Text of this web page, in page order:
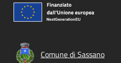
Comune di Sassano